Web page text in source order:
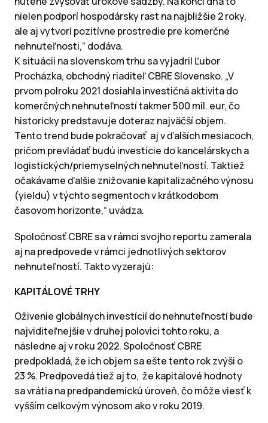
nielen podporí hospodársky rast na najbližšie 2 roky,
ale aj vytvorí pozitívne prostredie pre komerčné
nehnuteľnosti,“ dodáva.
K situácii na slovenskom trhu sa vyjadril Ľubor
Procházka, obchodný riaditeľ CBRE Slovensko. „V
prvom polroku 2021 dosiahla investičná aktivita do
komerčných nehnuteľností takmer 500 mil. eur, čo
historicky predstavuje doteraz najväčší objem.
Tento trend bude pokračovať aj v ďalších mesiacoch,
pričom prevládať budú investície do kancelárskych a
logistických/priemyselných nehnuteľností. Taktiež
očakávame ďalšie znižovanie kapitalizačného výnosu
(yieldu) v týchto segmentoch v krátkodobom
časovom horizonte,“ uvádza.
Spoločnosť CBRE sa v rámci svojho reportu zamerala
aj na predpovede v rámci jednotlivých sektorov
nehnuteľností. Takto vyzerajú:
KAPITÁLOVÉ TRHY
Oživenie globálnych investícií do nehnuteľností bude
najviditeľnejšie v druhej polovici tohto roku, a
následne aj v roku 2022. Spoločnosť CBRE
predpokladá, že ich objem sa ešte tento rok zvýši o
23 %. Predpovedá tiež aj to, že kapitálové hodnoty
sa vrátia na predpandemickú úroveň, čo môže viesť k
vyšším celkovým výnosom ako v roku 2019.